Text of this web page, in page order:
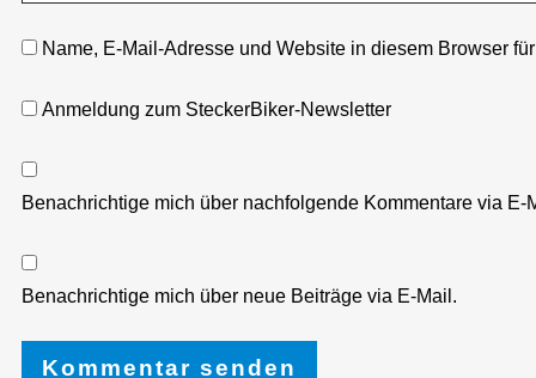
Name, E-Mail-Adresse und Website in diesem Browser
Anmeldung zum SteckerBiker-Newsletter
Benachrichtige mich über nachfolgende Kommentare via E-
Benachrichtige mich über neue Beiträge via E-Mail.